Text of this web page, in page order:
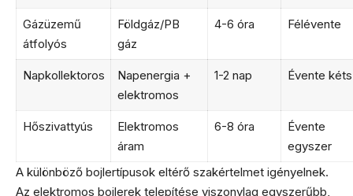
Gázüzemű
átfolyós
Földgáz/PB
gáz
4-6 óra Félévente
Napkollektoros
Napenergia +
elektromos
1-2 nap Évente
Hőszivattyús
Elektromos
áram
6-8 óra
Évente
egyszer
A különböző bojlertípusok eltérő szakértelmet igényelnek.
Az elektromos bojlerek telepítése viszonylag egyszerűbb,